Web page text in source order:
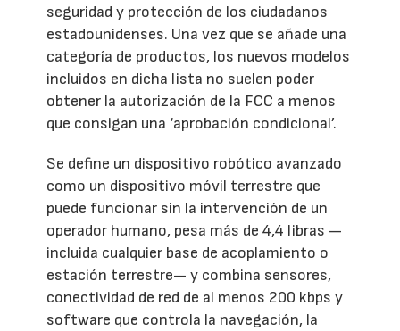
seguridad y protección de los ciudadanos
estadounidenses. Una vez que se añade una
categoría de productos, los nuevos modelos
incluidos en dicha lista no suelen poder
obtener la autorización de la FCC a menos
que consigan una ‘aprobación condicional’.
Se define un dispositivo robótico avanzado
como un dispositivo móvil terrestre que
puede funcionar sin la intervención de un
operador humano, pesa más de 4,4 libras —
incluida cualquier base de acoplamiento o
estación terrestre— y combina sensores,
conectividad de red de al menos 200 kbps y
software que controla la navegación, la